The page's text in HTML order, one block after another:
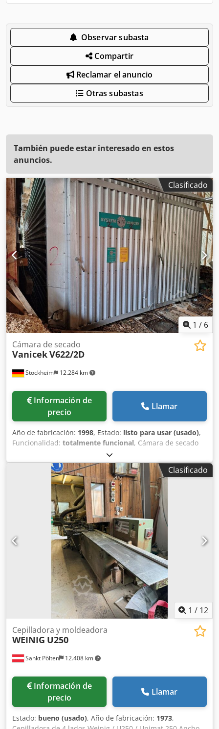
Observar subasta
Compartir
Reclamar el anuncio
Otras subastas
También puede estar interesado en estos
anuncios.
Clasificado
1 / 6
Stockheim 12.284 km
Cámara de secado
VanicekV622/2D
Información de
precio
Llamar
Año de fabricación: 1998, Estado: listo para usar (usado),
Funcionalidad: totalmente funcional, Cámara de secado
Vanicek con carro portante con largueros laterales con
puertas batientes de entrada y salida con sistema de
control y armario eléctrico Dimensiones: longitud interior
13,05 m, ancho 4,00 m, alto 2,80 m Ventilador VMR 71-05-4,
motor eléctrico 1,1 kW/400V Dkjdowxdqkspfx Afmjr
Deshumidificación Ø 50, con servomotor
Deshumidificación Ø 40, con servomotor Sensores UGL,
humidificación, válvula de calefacción (a cargo del cliente)
Cuadro eléctrico, batería de calefacción, bastidor del
ventilador Dimensiones de apilado 1x12,5 m, 2x1,2 m,
Clasificado
1 / 12
Sankt Pölten 12.408 km
Cepilladora y moldeadora
WEINIG U250
Información de
precio
Llamar
Estado: bueno (usado), Año de fabricación: 1973,